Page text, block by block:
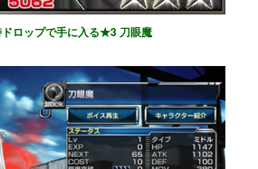
ロップで手に入る★3 刀眼魔